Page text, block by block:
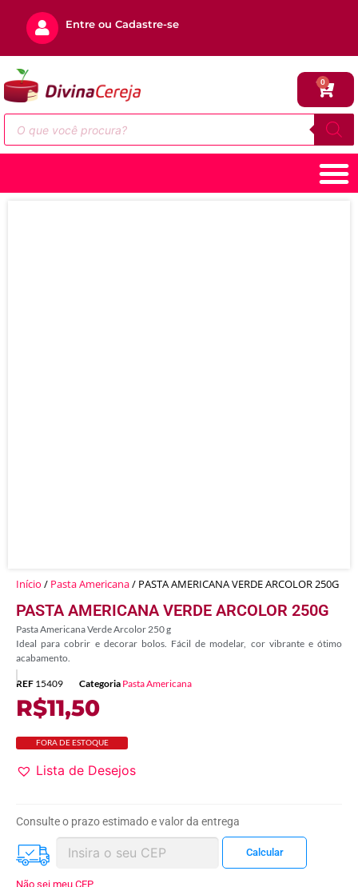
Entre ou Cadastre-se
0
Início / Pasta Americana/ PASTA AMERICANA VERDE ARCOLOR 250G
PASTA AMERICANA VERDE ARCOLOR 250G
Pasta Americana Verde Arcolor 250 g
Ideal para cobrir e decorar bolos. Fácil de modelar, cor vibrante e ótimo
acabamento.
REF 15409 Categoria Pasta Americana
R$11,50
FORA DE ESTOQUE
Lista de Desejos
Consulte o prazo estimado e valor da entrega
Não sei meu CEP